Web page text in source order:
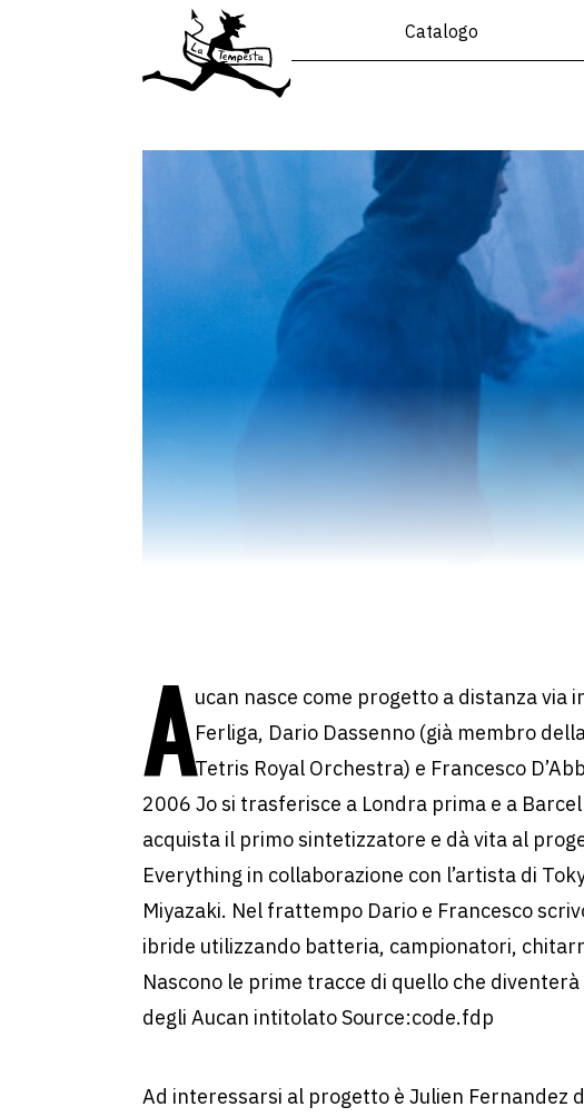
Catalogo
Aucan nasce come progetto a distanza via
Ferliga, Dario Dassenno (già membro
Tetris Royal Orchestra) e Francesco
2006 Jo si trasferisce a Londra prima e a
acquista il primo sintetizzatore e dà vita al
Everything in collaborazione con l’artista di
Miyazaki. Nel frattempo Dario e Francesco
ibride utilizzando batteria, campionatori,
Nascono le prime tracce di quello che
degli Aucan intitolato Source:code.fdp
Ad interessarsi al progetto è Julien Fernandez